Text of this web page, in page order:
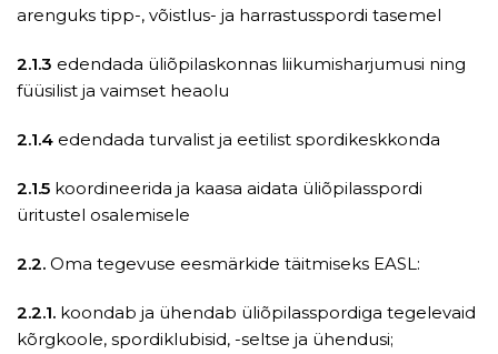
arenguks tipp-, võistlus- ja harrastusspordi tasemel
2.1.3 edendada üliõpilaskonnas liikumisharjumusi ning
füüsilist ja vaimset heaolu
2.1.4 edendada turvalist ja eetilist spordikeskkonda
2.1.5 koordineerida ja kaasa aidata üliõpilasspordi
üritustel osalemisele
2.2. Oma tegevuse eesmärkide täitmiseks EASL:
2.2.1. koondab ja ühendab üliõpilasspordiga tegelevaid
kõrgkoole, spordiklubisid, -seltse ja ühendusi;